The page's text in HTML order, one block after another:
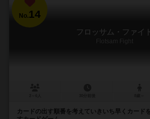
No.14
フロッサム・ファイト
Flotsam Fight
カードの出す順番を考えていきいち早くカード